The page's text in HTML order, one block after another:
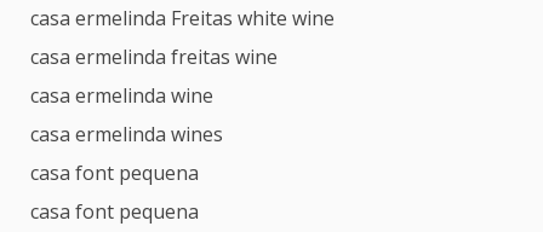
casa ermelinda Freitas white wine
casa ermelinda freitas wine
casa ermelinda wine
casa ermelinda wines
casa font pequena
casa font pequena